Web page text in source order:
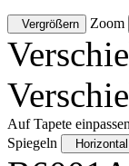
Vergrößern Zoom
Auf Tapete
Spiegeln